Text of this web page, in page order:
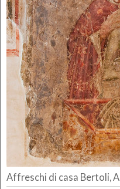
Affreschi di casa Bertoli,